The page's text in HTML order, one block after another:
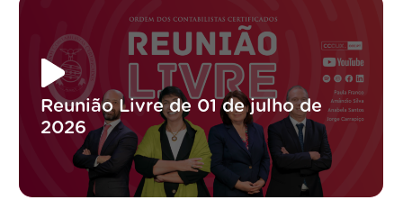
Reunião Livre de 01 de julho de
2026